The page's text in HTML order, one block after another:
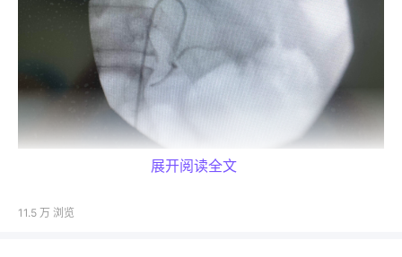
超选择造影 9900机器不太好
展开阅读全文
11.5 万 浏览